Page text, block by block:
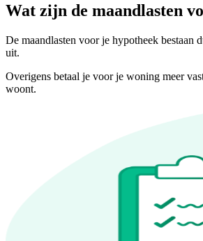
Wat zijn de maandlasten
De maandlasten voor je hypotheek bestaan
uit.
Overigens betaal je voor je woning meer
woont.